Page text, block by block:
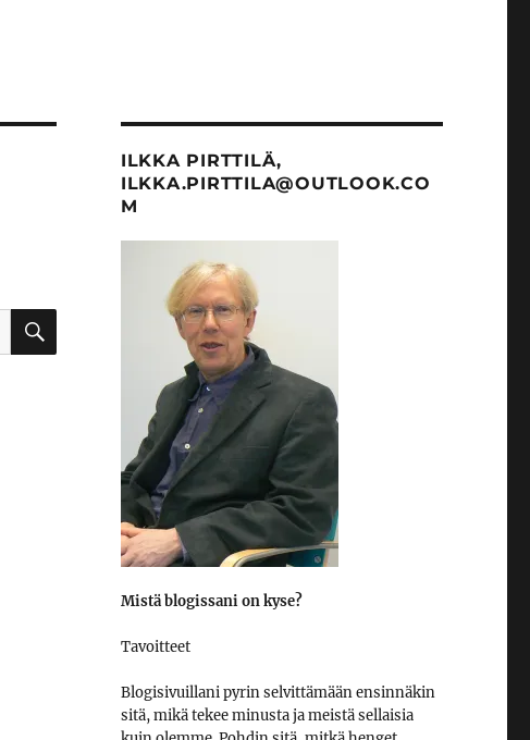
HAKU
ILKKA PIRTTILÄ,
ILKKA.PIRTTILA@OUTLOOK.CO
M
Mistä blogissani on kyse?
Tavoitteet
Blogisivuillani pyrin selvittämään ensinnäkin
sitä, mikä tekee minusta ja meistä sellaisia